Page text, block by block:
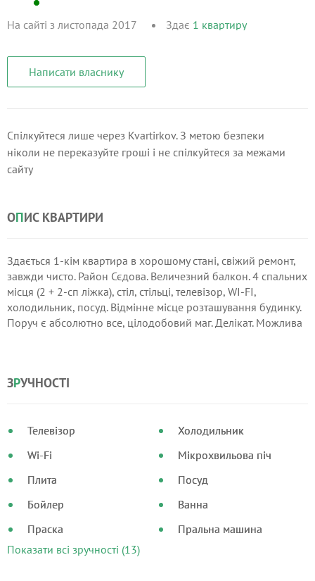
На сайті з листопада 2017 Здає 1 квартиру
Написати власнику
Спілкуйтеся лише через Kvartirkov. З метою безпеки
ніколи не переказуйте гроші і не спілкуйтеся за межами
сайту
ОПИС КВАРТИРИ
Здається 1-кім квартира в хорошому стані, свіжий ремонт,
завжди чисто. Район Сєдова. Величезний балкон. 4 спальних
місця (2 + 2-сп ліжка), стіл, стільці, телевізор, WI-FI,
холодильник, посуд. Відмінне місце розташування будинку.
Поруч є абсолютно все, цілодобовий маг. Делікат. Можлива
ЗРУЧНОСТІ
Телевізор
Wi-Fi
Плита
Бойлер
Праска
Холодильник
Мікрохвильова піч
Посуд
Ванна
Пральна машина
Показати всі зручності (13)